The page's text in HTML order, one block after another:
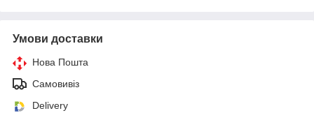
Умови доставки
Нова Пошта
Самовивіз
Delivery